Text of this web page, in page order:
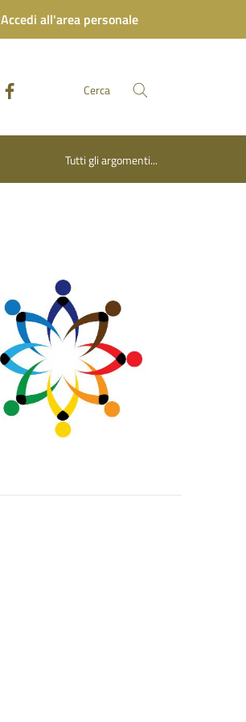
Accedi all'area personale
Cerca
Tutti gli argomenti...